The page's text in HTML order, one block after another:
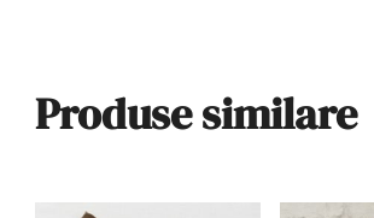
Produse similare